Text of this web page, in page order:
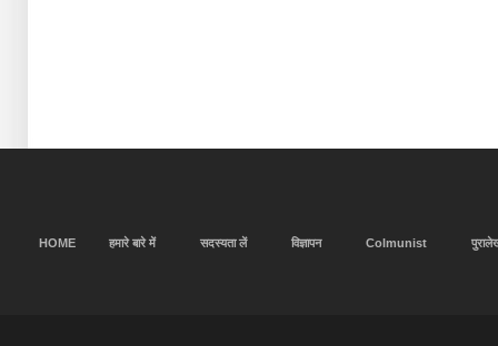
HOME हमारे बारे में सदस्यता लें विज्ञापन Colmunist